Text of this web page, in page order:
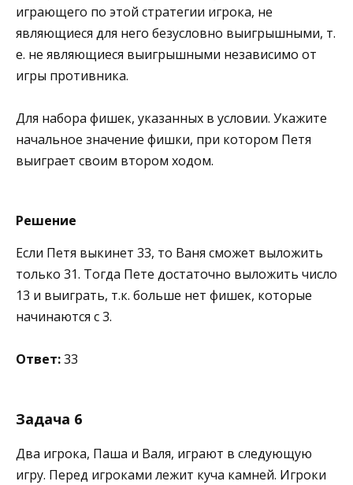
играющего по этой стратегии игрока, не
являющиеся для него безусловно выигрышными, т.
е. не являющиеся выигрышными независимо от
игры противника.
Для набора фишек, указанных в условии. Укажите
начальное значение фишки, при котором Петя
выиграет своим втором ходом.
Решение
Если Петя выкинет 33, то Ваня сможет выложить
только 31. Тогда Пете достаточно выложить число
13 и выиграть, т.к. больше нет фишек, которые
начинаются с 3.
Ответ:33
Задача 6
Два игрока, Паша и Валя, играют в следующую
игру. Перед игроками лежит куча камней. Игроки